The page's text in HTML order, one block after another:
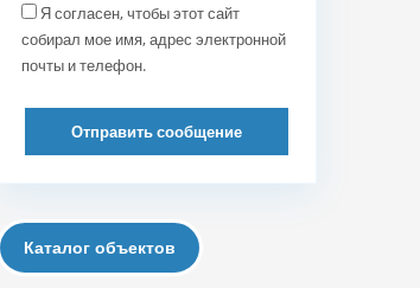
Я согласен, чтобы этот сайт
собирал мое имя, адрес электронной
почты и телефон.
Отправить сообщение
Каталог объектов